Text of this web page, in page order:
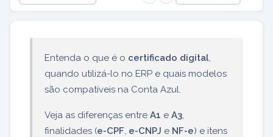
Entenda o que é o certificado digital,
quando utilizá-lo no ERP e quais modelos
são compatíveis na Conta Azul.
Veja as diferenças entre A1 e A3,
finalidades (e-CPF, e-CNPJ e NF-e) e itens